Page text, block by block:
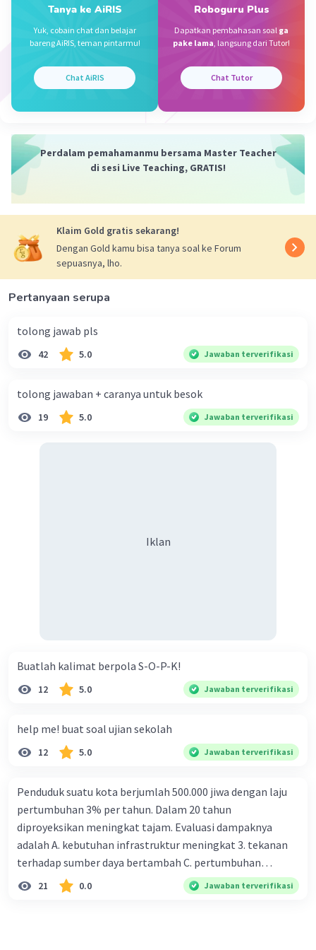
Jadi, nilai a^2 adalah 2601.
Soal 2: Suatu fungsi f dirumuskan f(x) = ax + b dengan f(T)
1. Diketahui:
2. Kita dapat membuat sistem persamaan linear dengan
f(-3) = a(-3) + b = 11
3. Menyelesaikan sistem persamaan linear:
aT + b = 3
-3a + b = 11
Dari persamaan pertama, kita dapatkan b = 3 - aT
Substitusikan b ke persamaan kedua:
-4a = 8
a = -2
Jadi, fungsi f(x) = -2x + 3.
Tanya ke AiRIS
Yuk, cobain chat dan belajar
bareng AiRIS, teman pintarmu!
Chat AiRIS
Roboguru Plus
Dapatkan pembahasan soal ga
pake lama, langsung dari Tutor!
Chat Tutor
Perdalam pemahamanmu bersama Master Teacher
di sesi Live Teaching, GRATIS!
Klaim Gold gratis sekarang!
Dengan Gold kamu bisa tanya soal ke Forum
sepuasnya, lho.
Pertanyaan serupa
tolong jawab pls
42 5.0 Jawaban terverifikasi
tolong jawaban + caranya untuk besok
19 5.0 Jawaban terverifikasi
Iklan
Buatlah kalimat berpola S-O-P-K!
12 5.0 Jawaban terverifikasi
help me! buat soal ujian sekolah
12 5.0 Jawaban terverifikasi
Penduduk suatu kota berjumlah 500.000 jiwa dengan laju
pertumbuhan 3% per tahun. Dalam 20 tahun
diproyeksikan meningkat tajam. Evaluasi dampaknya
adalah A. kebutuhan infrastruktur meningkat 3. tekanan
terhadap sumber daya bertambah C. pertumbuhan
eksponensial berdampak jangka panjang D. tidak
memengaruhi tata ruang E. proyeksi penduduk penting
21 0.0 Jawaban terverifikasi